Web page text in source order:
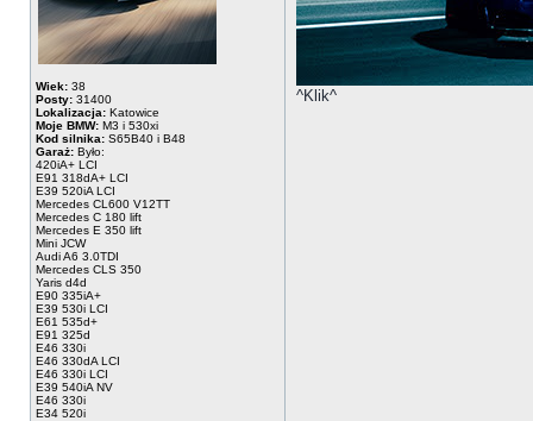
Wiek: 38
Posty: 31400
Lokalizacja: Katowice
Moje BMW: M3 i 530xi
Kod silnika: S65B40 i B48
Garaż: Było:
420iA+ LCI
E91 318dA+ LCI
E39 520iA LCI
Mercedes CL600 V12TT
Mercedes C 180 lift
Mercedes E 350 lift
Mini JCW
Audi A6 3.0TDI
Mercedes CLS 350
Yaris d4d
E90 335iA+
E39 530i LCI
E61 535d+
E91 325d
E46 330i
E46 330dA LCI
E46 330i LCI
E39 540iA NV
E46 330i
E34 520i
^Klik^